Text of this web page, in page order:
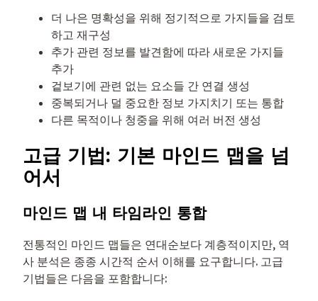
더 나은 명확성을 위해 정기적으로 가지들을 검토
하고 재구성
추가 관련 정보를 발견함에 따라 새로운 가지들
추가
겉보기에 관련 없는 요소들 간 연결 생성
중복되거나 덜 중요한 정보 가지치기 또는 통합
다른 목적이나 청중을 위해 여러 버전 생성
고급 기법: 기본 마인드 맵을 넘
어서
마인드 맵 내 타임라인 통합
전통적인 마인드 맵들은 연대순보다 계층적이지만, 역
사 분석은 종종 시간적 순서 이해를 요구합니다. 고급
기법들은 다음을 포함합니다: